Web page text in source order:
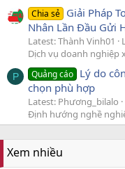
Chia sẻ Giải Pháp
Nhân Lần Đầu Gửi
Latest: Thành Vinh01
Dịch vụ doanh nghiệp
P Quảng cáo Lý do
chọn phù hợp
Latest: Phương_bilalo
Định hướng nghề
Xem nhiều